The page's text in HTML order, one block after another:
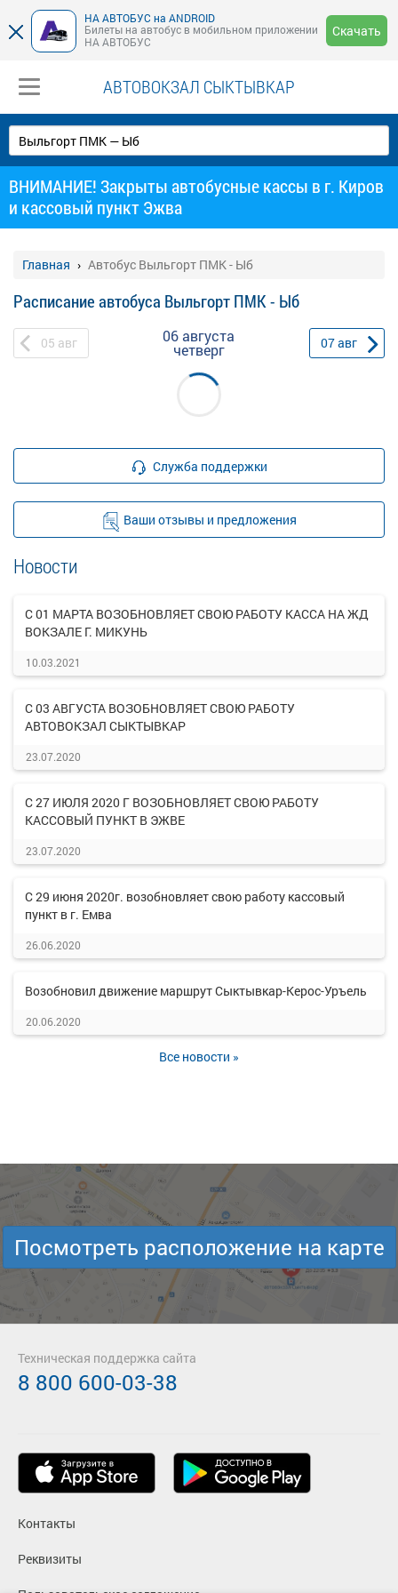
НА АВТОБУС на ANDROID
Билеты на автобус в мобильном приложении
НА АВТОБУС
Скачать
АВТОВОКЗАЛ СЫКТЫВКАР
ВНИМАНИЕ! Закрыты автобусные кассы в г. Киров
и кассовый пункт Эжва
Главная Автобус Выльгорт ПМК - Ыб
Расписание автобуса Выльгорт ПМК - Ыб
05 авг 06 августа
четверг 07авг
Служба поддержки
Ваши отзывы и предложения
Новости
С 01 МАРТА ВОЗОБНОВЛЯЕТ СВОЮ РАБОТУ КАССА НА ЖД
ВОКЗАЛЕ Г. МИКУНЬ
10.03.2021
С 03 АВГУСТА ВОЗОБНОВЛЯЕТ СВОЮ РАБОТУ
АВТОВОКЗАЛ СЫКТЫВКАР
23.07.2020
С 27 ИЮЛЯ 2020 Г ВОЗОБНОВЛЯЕТ СВОЮ РАБОТУ
КАССОВЫЙ ПУНКТ В ЭЖВЕ
23.07.2020
С 29 июня 2020г. возобновляет свою работу кассовый
пункт в г. Емва
26.06.2020
Возобновил движение маршрут Сыктывкар-Керос-Уръель
20.06.2020
Все новости »
Посмотреть расположение на карте
Контакты
Реквизиты
Техническая поддержка сайта
8 800 600-03-38